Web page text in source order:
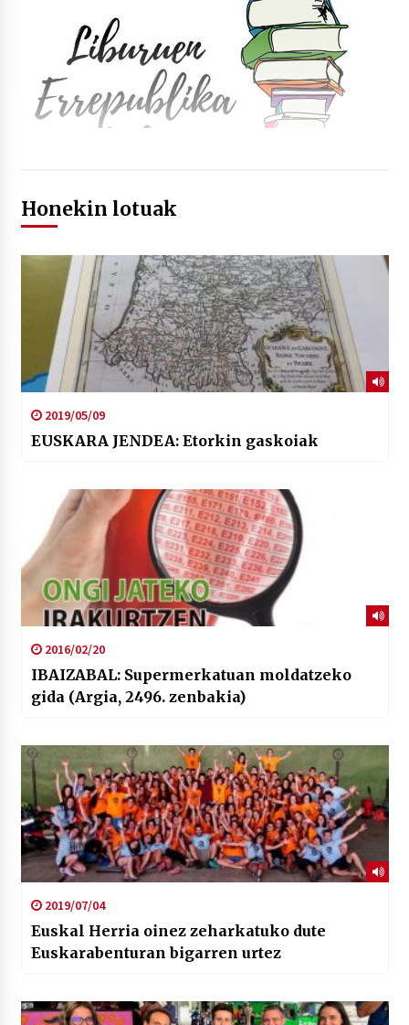
Honekin lotuak
2019/05/09
EUSKARA JENDEA: Etorkin gaskoiak
2016/02/20
IBAIZABAL: Supermerkatuan moldatzeko
gida (Argia, 2496. zenbakia)
2019/07/04
Euskal Herria oinez zeharkatuko dute
Euskarabenturan bigarren urtez